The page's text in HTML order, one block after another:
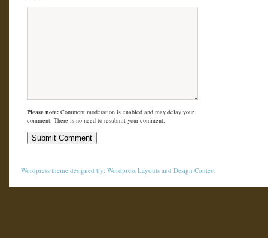
Please note: Comment moderation is enabled and may delay your
comment. There is no need to resubmit your comment.
Wordpress theme designed by: Wordpress Layouts and Design Contest